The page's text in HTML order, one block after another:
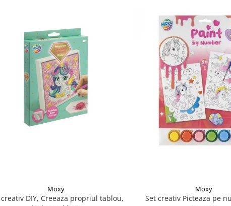
Moxy
creativ DIY, Creeaza propriul tablou,
Moxy
Set creativ Picteaza pe